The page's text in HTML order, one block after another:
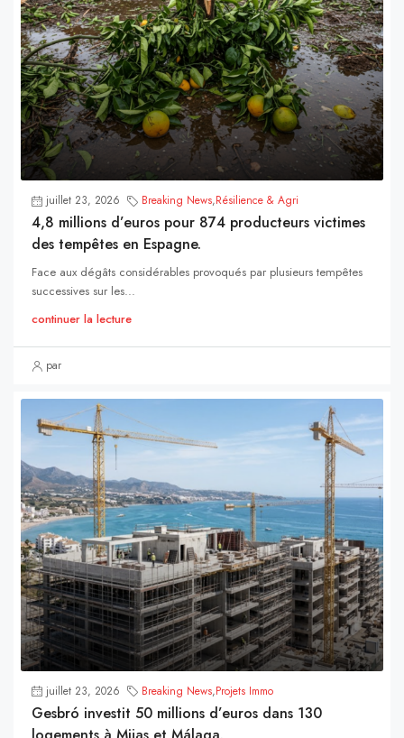
juillet 23, 2026 Breaking News,Résilience & Agri
4,8 millions d’euros pour 874 producteurs victimes
des tempêtes en Espagne.
Face aux dégâts considérables provoqués par plusieurs tempêtes
successives sur les...
continuer la lecture
par
juillet 23, 2026 Breaking News,Projets Immo
Gesbró investit 50 millions d’euros dans 130